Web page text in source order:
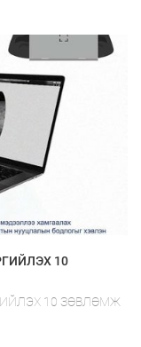
10
10 ЗӨВЛӨМЖ